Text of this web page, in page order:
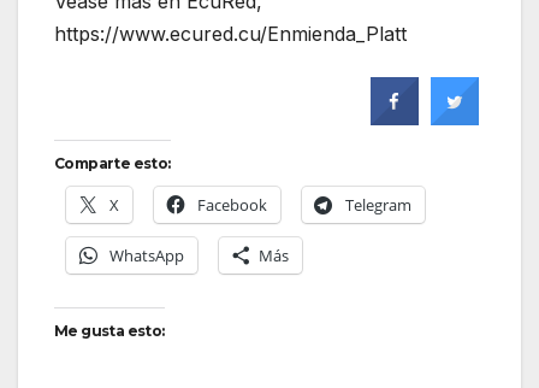
https://www.ecured.cu/Enmienda_Platt
Comparte esto:
X Facebook Telegram
WhatsApp Más
Me gusta esto: